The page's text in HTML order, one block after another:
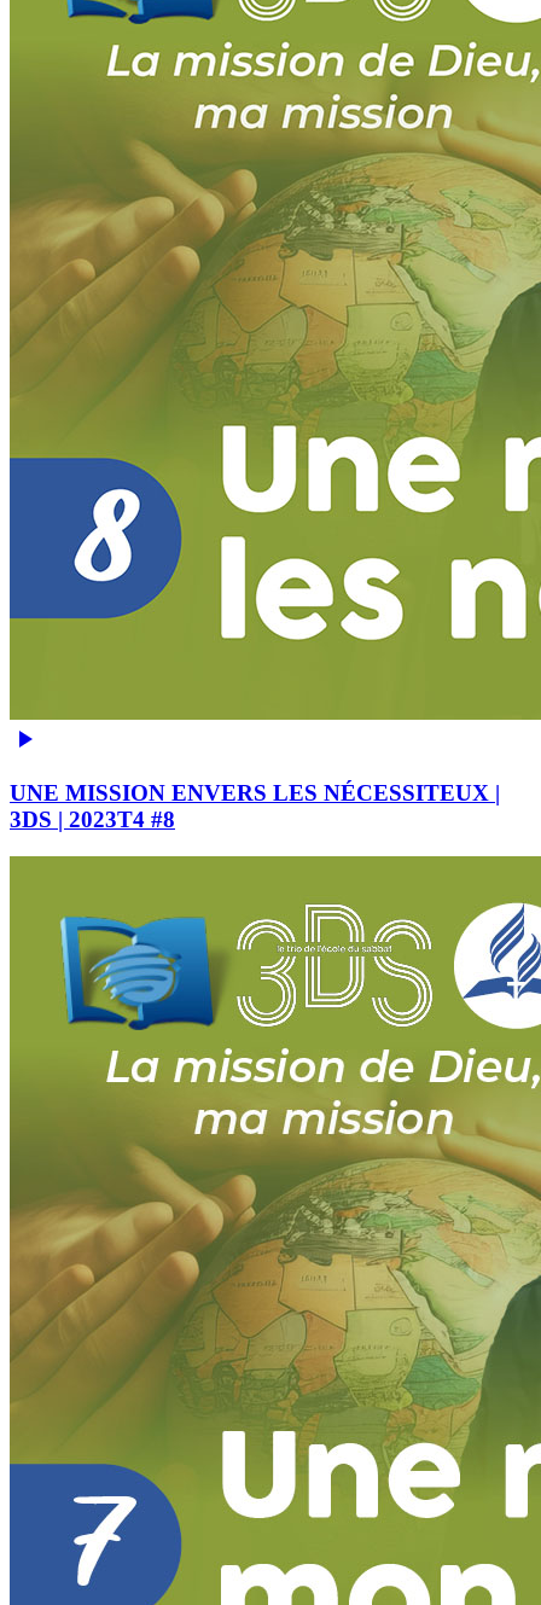
UNE MISSION ENVERS LES NÉCESSITEUX |
3DS | 2023T4 #8